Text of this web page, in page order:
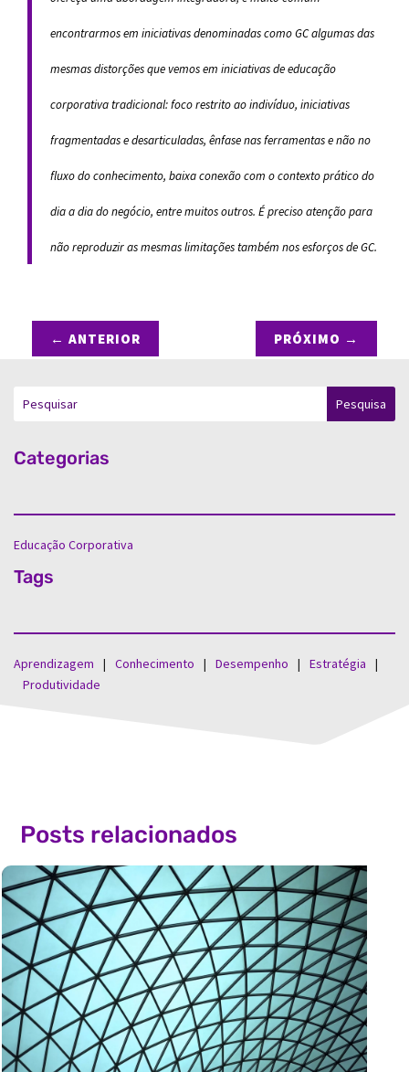
encontrarmos em iniciativas denominadas como GC algumas das
mesmas distorções que vemos em iniciativas de educação
corporativa tradicional: foco restrito ao indivíduo, iniciativas
fragmentadas e desarticuladas, ênfase nas ferramentas e não no
fluxo do conhecimento, baixa conexão com o contexto prático do
dia a dia do negócio, entre muitos outros. É preciso atenção para
não reproduzir as mesmas limitações também nos esforços de GC.
← ANTERIOR PRÓXIMO →
Categorias
Educação Corporativa
Tags
Aprendizagem ⠀|⠀ Conhecimento ⠀|⠀ Desempenho ⠀|⠀ Estratégia ⠀|
Produtividade
Posts relacionados